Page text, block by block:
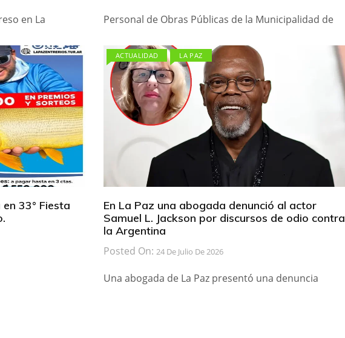
en La Personal de Obras Públicas de la Municipalidad de
33° Fiesta
ACTUALIDAD LA PAZ
En La Paz una abogada denunció al actor
Samuel L. Jackson por discursos de odio contra
la Argentina
Posted On: 24 De Julio De 2026
Una abogada de La Paz presentó una denuncia